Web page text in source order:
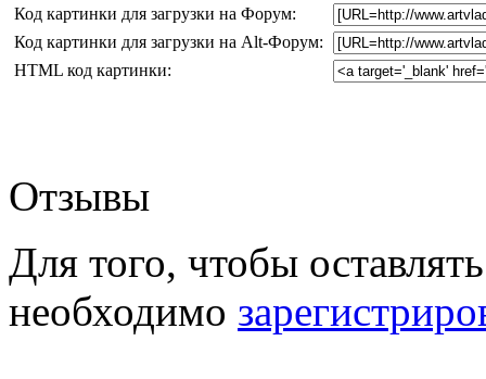
Код картинки для загрузки на Форум:
Код картинки для загрузки на Alt-Форум:
HTML код картинки:
Отзывы
Для того, чтобы
необходимо